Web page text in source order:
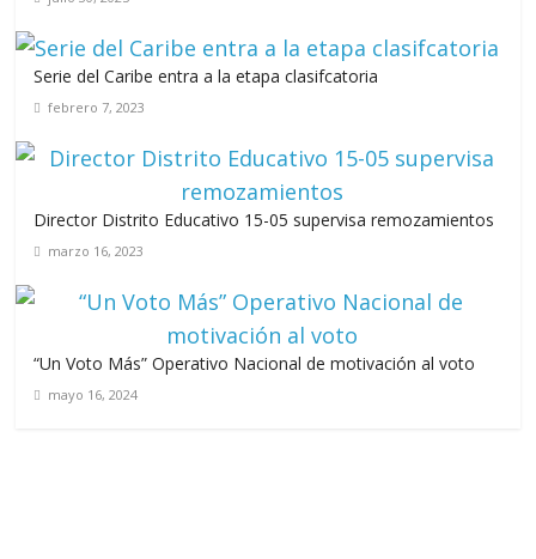
Serie del Caribe entra a la etapa clasifcatoria
febrero 7, 2023
Director Distrito Educativo 15-05 supervisa remozamientos
marzo 16, 2023
“Un Voto Más” Operativo Nacional de motivación al voto
mayo 16, 2024